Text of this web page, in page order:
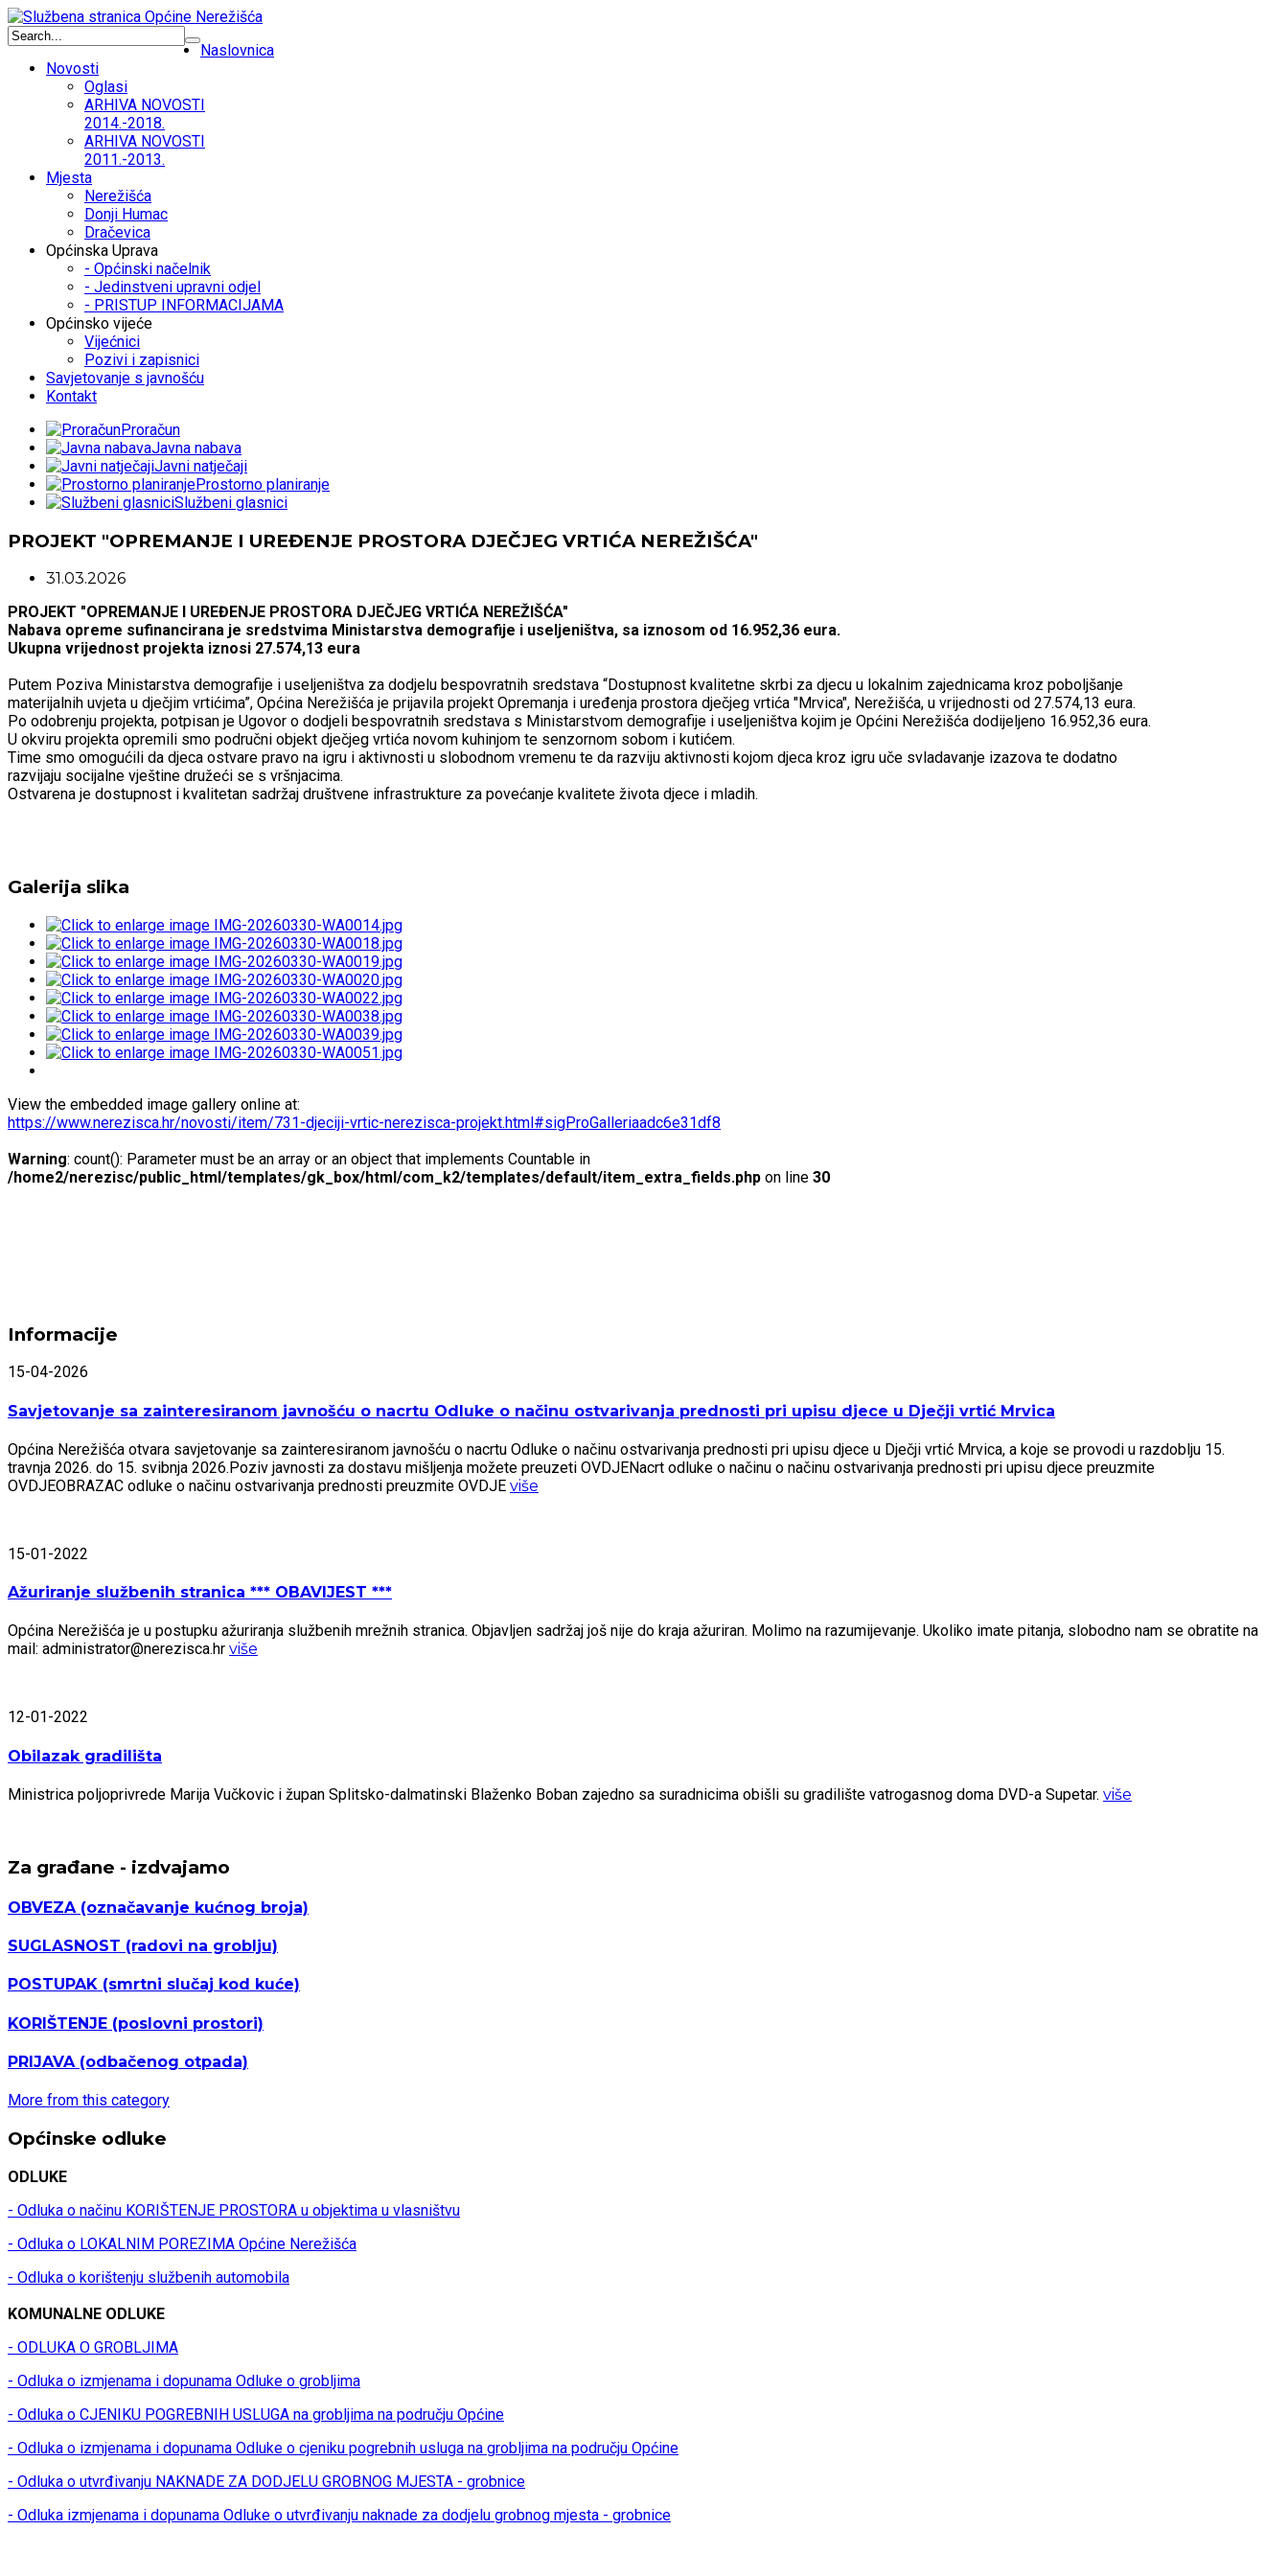
Naslovnica
Novosti
Oglasi
ARHIVA NOVOSTI
2014.-2018.
ARHIVA NOVOSTI
2011.-2013.
Mjesta
Nerežišća
Donji Humac
Dračevica
Općinska Uprava
- Općinski načelnik
- Jedinstveni upravni odjel
- PRISTUP INFORMACIJAMA
Općinsko vijeće
Vijećnici
Pozivi i zapisnici
Savjetovanje s javnošću
Kontakt
Proračun
Javna nabava
Javni natječaji
Prostorno planiranje
Službeni glasnici
PROJEKT "OPREMANJE I UREĐENJE PROSTORA DJEČJEG VRTIĆA NEREŽIŠĆA"
31.03.2026
PROJEKT "OPREMANJE I UREĐENJE PROSTORA DJEČJEG VRTIĆA NEREŽIŠĆA"
Nabava opreme sufinancirana je sredstvima Ministarstva demografije i useljeništva, sa iznosom od 16.952,36 eura.
Ukupna vrijednost projekta iznosi 27.574,13 eura
Putem Poziva Ministarstva demografije i useljeništva za dodjelu bespovratnih sredstava “Dostupnost kvalitetne skrbi za djecu u lokalnim zajednicama kroz poboljšanje
materijalnih uvjeta u dječjim vrtićima”, Općina Nerežišća je prijavila projekt Opremanja i uređenja prostora dječjeg vrtića "Mrvica", Nerežišća, u vrijednosti od 27.574,13 eura.
Po odobrenju projekta, potpisan je Ugovor o dodjeli bespovratnih sredstava s Ministarstvom demografije i useljeništva kojim je Općini Nerežišća dodijeljeno 16.952,36 eura.
U okviru projekta opremili smo područni objekt dječjeg vrtića novom kuhinjom te senzornom sobom i kutićem.
Time smo omogućili da djeca ostvare pravo na igru i aktivnosti u slobodnom vremenu te da razviju aktivnosti kojom djeca kroz igru uče svladavanje izazova te dodatno
razvijaju socijalne vještine družeći se s vršnjacima.
Ostvarena je dostupnost i kvalitetan sadržaj društvene infrastrukture za povećanje kvalitete života djece i mladih.
Galerija slika
View the embedded image gallery online at:
https://www.nerezisca.hr/novosti/item/731-djeciji-vrtic-nerezisca-projekt.html#sigProGalleriaadc6e31df8
Warning: count(): Parameter must be an array or an object that implements Countable in
/home2/nerezisc/public_html/templates/gk_box/html/com_k2/templates/default/item_extra_fields.php on line 30
Informacije
15-04-2026
Savjetovanje sa zainteresiranom javnošću o nacrtu Odluke o načinu ostvarivanja prednosti pri upisu djece u Dječji vrtić Mrvica
Općina Nerežišća otvara savjetovanje sa zainteresiranom javnošću o nacrtu Odluke o načinu ostvarivanja prednosti pri upisu djece u Dječji vrtić Mrvica, a koje se provodi u razdoblju 15.
travnja 2026. do 15. svibnja 2026.Poziv javnosti za dostavu mišljenja možete preuzeti OVDJENacrt odluke o načinu o načinu ostvarivanja prednosti pri upisu djece preuzmite
OVDJEOBRAZAC odluke o načinu ostvarivanja prednosti preuzmite OVDJE više
15-01-2022
Ažuriranje službenih stranica *** OBAVIJEST ***
Općina Nerežišća je u postupku ažuriranja službenih mrežnih stranica. Objavljen sadržaj još nije do kraja ažuriran. Molimo na razumijevanje. Ukoliko imate pitanja, slobodno nam se obratite na
mail: administrator@nerezisca.hr više
12-01-2022
Obilazak gradilišta
Ministrica poljoprivrede Marija Vučkovic i župan Splitsko-dalmatinski Blaženko Boban zajedno sa suradnicima obišli su gradilište vatrogasnog doma DVD-a Supetar. više
Za građane - izdvajamo
OBVEZA(označavanje kućnog broja)
SUGLASNOST (radovi na groblju)
POSTUPAK (smrtni slučaj kod kuće)
KORIŠTENJE (poslovni prostori)
PRIJAVA(odbačenog otpada)
More from this category
Općinske odluke
ODLUKE
- Odluka o načinu KORIŠTENJE PROSTORA u objektima u vlasništvu
- Odluka o LOKALNIM POREZIMA Općine Nerežišća
- Odluka o korištenju službenih automobila
KOMUNALNE ODLUKE
- ODLUKA O GROBLJIMA
- Odluka o izmjenama i dopunama Odluke o grobljima
- Odluka o CJENIKU POGREBNIH USLUGA na grobljima na području Općine
- Odluka o izmjenama i dopunama Odluke o cjeniku pogrebnih usluga na grobljima na području Općine
- Odluka o utvrđivanju NAKNADE ZA DODJELU GROBNOG MJESTA - grobnice
- Odluka izmjenama i dopunama Odluke o utvrđivanju naknade za dodjelu grobnog mjesta - grobnice